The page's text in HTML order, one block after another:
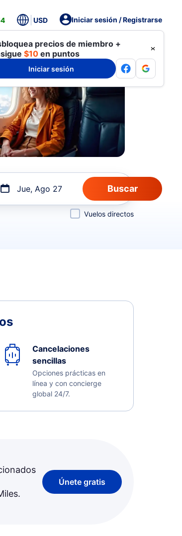
USD Iniciar sesión / Registrarse
precios de miembro +
$10 en puntos
Iniciar sesión
Jue, Ago 27
Vuelos directos
Cancelaciones
sencillas
Opciones prácticas en
línea y con concierge
global 24/7.
Únete gratis